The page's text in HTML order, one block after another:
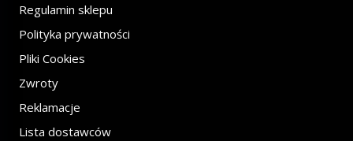
Regulamin sklepu
Polityka prywatności
Pliki Cookies
Zwroty
Reklamacje
Lista dostawców